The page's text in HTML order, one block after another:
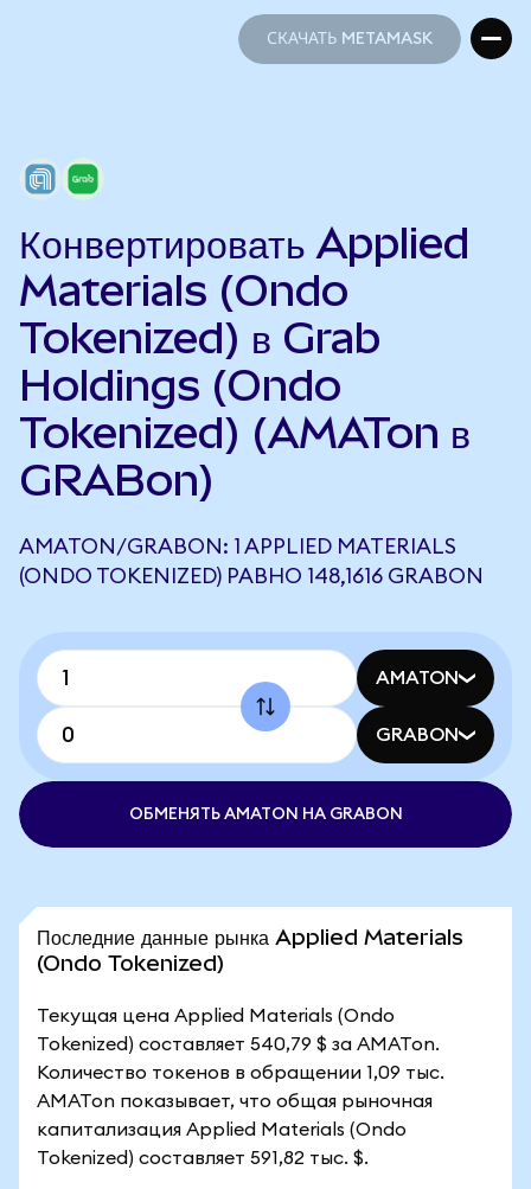
СКАЧАТЬ METAMASK
Конвертировать Applied
Materials (Ondo
Tokenized) в Grab
Holdings (Ondo
Tokenized) (AMATon в
GRABon)
AMATON/GRABON: 1 APPLIED MATERIALS
(ONDO TOKENIZED) РАВНО 148,1616 GRABON
AMATON
GRABON
ОБМЕНЯТЬ AMATON НА GRABON
Последние данные рынка Applied Materials
(Ondo Tokenized)
Текущая цена Applied Materials (Ondo
Tokenized) составляет 540,79 $ за AMATon.
Количество токенов в обращении 1,09 тыс.
AMATon показывает, что общая рыночная
капитализация Applied Materials (Ondo
Tokenized) составляет 591,82 тыс. $.